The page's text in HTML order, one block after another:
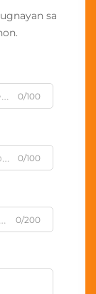
sa
0/100
0/100
0/200